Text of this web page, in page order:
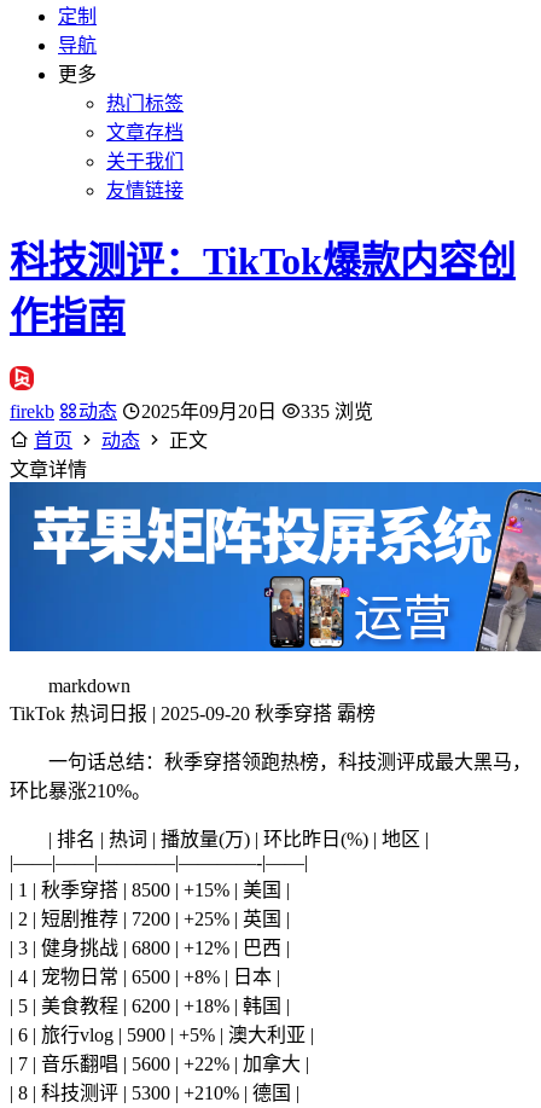
定制
导航
更多
热门标签
文章存档
关于我们
友情链接
科技测评：TikTok爆款内容创
作指南
firekb 动态 2025年09月20日
335 浏览
首页
动态
正文
文章详情
markdown
TikTok 热词日报 | 2025-09-20 秋季穿搭 霸榜
一句话总结：秋季穿搭领跑热榜，科技测评成最大黑马，
环比暴涨210%。
| 排名 | 热词 | 播放量(万) | 环比昨日(%) | 地区 |
|——|——|————|————-|——|
| 1 | 秋季穿搭 | 8500 | +15% | 美国 |
| 2 | 短剧推荐 | 7200 | +25% | 英国 |
| 3 | 健身挑战 | 6800 | +12% | 巴西 |
| 4 | 宠物日常 | 6500 | +8% | 日本 |
| 5 | 美食教程 | 6200 | +18% | 韩国 |
| 6 | 旅行vlog | 5900 | +5% | 澳大利亚 |
| 7 | 音乐翻唱 | 5600 | +22% | 加拿大 |
| 8 | 科技测评 | 5300 | +210% | 德国 |